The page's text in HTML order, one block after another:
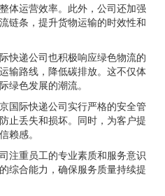
体运营效率。此外，公司还加强
链条，提升货物运输的时效性和
快递公司也积极响应绿色物流的
输路线，降低碳排放。这不仅体
绿色发展的潮流。
国际快递公司实行严格的安全管
止丢失和损坏。同时，为客户提
赖感。
注重员工的专业素质和服务意识
综合能力，确保服务质量持续提